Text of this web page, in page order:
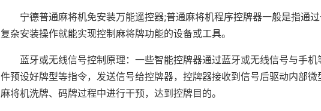
宁德普通麻将机免安装万能遥控器;普通麻将机程序控牌器一般是指通
复杂安装操作就能实现控制麻将牌功能的设备或工具。
蓝牙或无线信号控制原理：一些智能控牌器通过蓝牙或无线信号与手
件预设好牌型等指令，发送信号给控牌器，控牌器接收到信号后驱动内部
麻将机洗牌、码牌过程中进行干预，达到控牌目的。